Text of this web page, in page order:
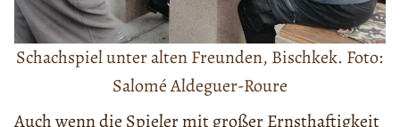
Schachspiel unter alten Freunden, Bischkek. Foto:
Salomé Aldeguer-Roure
Auch wenn die Spieler mit großer Ernsthaftigkeit